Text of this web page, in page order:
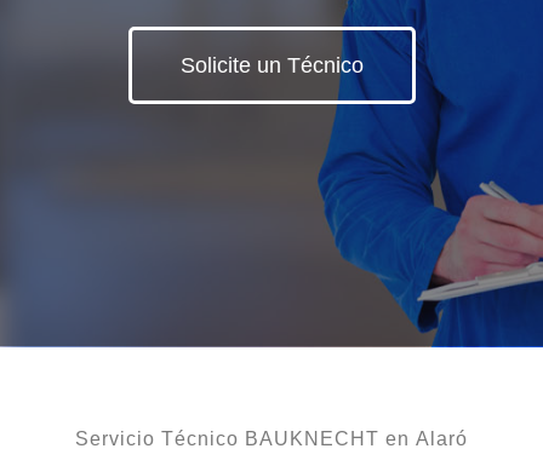
Solicite un Técnico
Servicio Técnico BAUKNECHT en Alaró